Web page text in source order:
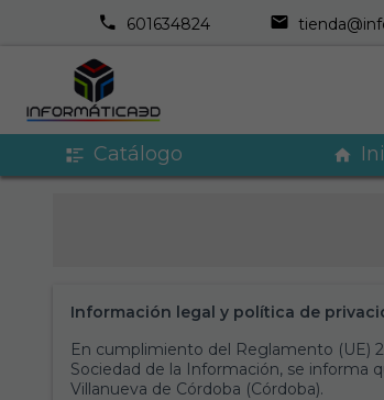
601634824
Catálogo
Información legal y política de
En cumplimiento del Reglamento (UE)
Sociedad de la Información, se informa
Villanueva de Córdoba (Córdoba).